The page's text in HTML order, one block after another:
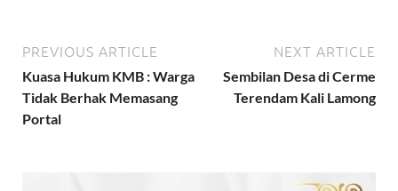
PREVIOUS ARTICLE
Kuasa Hukum KMB : Warga
Tidak Berhak Memasang
Portal
NEXT ARTICLE
Sembilan Desa di Cerme
Terendam Kali Lamong